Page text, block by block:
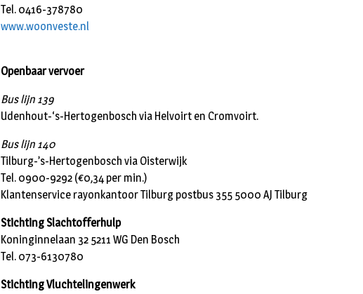
Tel. 0416-378780
www.woonveste.nl
Openbaar vervoer
Bus lijn 139
Udenhout-‘s-Hertogenbosch via Helvoirt en Cromvoirt.
Bus lijn 140
Tilburg-’s-Hertogenbosch via Oisterwijk
Tel. 0900-9292 (€0,34 per min.)
Klantenservice rayonkantoor Tilburg postbus 355 5000 AJ Tilburg
Stichting Slachtofferhulp
Koninginnelaan 32 5211 WG Den Bosch
Tel. 073-6130780
Stichting Vluchtelingenwerk